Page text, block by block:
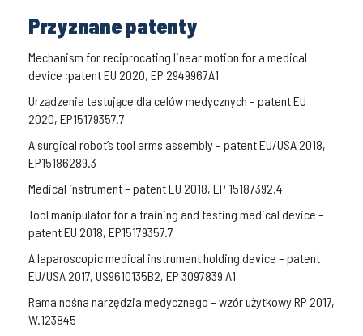
Przyznane patenty
Mechanism for reciprocating linear motion for a medical
device ;patent EU 2020, EP 2949967A1
Urządzenie testujące dla celów medycznych – patent EU
2020, EP15179357.7
A surgical robot’s tool arms assembly – patent EU/USA 2018,
EP15186289.3
Medical instrument – patent EU 2018, EP 15187392.4
Tool manipulator for a training and testing medical device –
patent EU 2018, EP15179357.7
A laparoscopic medical instrument holding device – patent
EU/USA 2017, US9610135B2, EP 3097839 A1
Rama nośna narzędzia medycznego – wzór użytkowy RP 2017,
W.123845